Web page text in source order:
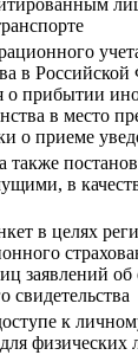
в
о прибытии
в место
о приеме
в
в целях
заявлений
свидетельства
к
физических